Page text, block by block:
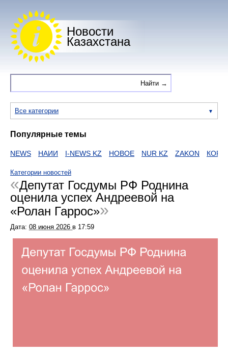
Новости
Казахстана
Все категории
Популярные темы
NEWS НАИИ I-NEWS KZ НОВОЕ NUR KZ ZAKON
Категории новостей
Депутат Госдумы РФ Роднина
оценила успех Андреевой на
«Ролан Гаррос»
Дата: 08 июня 2026 в 17:59